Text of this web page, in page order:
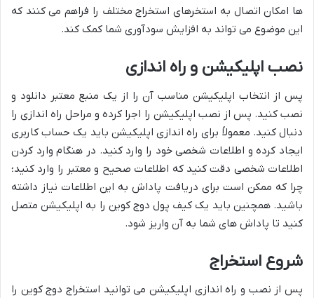
ها امکان اتصال به استخرهای استخراج مختلف را فراهم می کنند که
این موضوع می تواند به افزایش سودآوری شما کمک کند.
نصب اپلیکیشن و راه اندازی
پس از انتخاب اپلیکیشن مناسب آن را از یک منبع معتبر دانلود و
نصب کنید. پس از نصب اپلیکیشن را اجرا کرده و مراحل راه اندازی را
دنبال کنید. معمولاً برای راه اندازی اپلیکیشن باید یک حساب کاربری
ایجاد کرده و اطلاعات شخصی خود را وارد کنید. در هنگام وارد کردن
اطلاعات شخصی دقت کنید که اطلاعات صحیح و معتبر را وارد کنید؛
چرا که ممکن است برای دریافت پاداش به این اطلاعات نیاز داشته
باشید. همچنین باید یک کیف پول دوج کوین را به اپلیکیشن متصل
کنید تا پاداش های شما به آن واریز شود.
شروع استخراج
پس از نصب و راه اندازی اپلیکیشن می توانید استخراج دوج کوین را